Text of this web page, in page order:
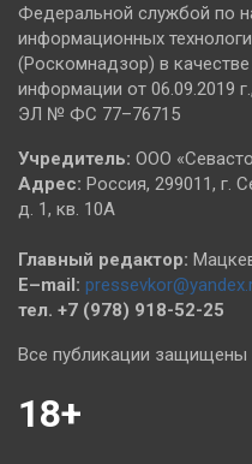
Федеральной службой по
информационных
(Роскомнадзор) в
информации от 06.09.2019
ЭЛ № ФС 77–76715
Учредитель: ООО
Адрес: Россия, 299011, г.
д. 1, кв. 10А
Главный редактор:
E–mail:
тел. +7 (978) 918-52-25
Все публикации защищены
18+